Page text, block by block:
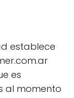
establece
es
al momento